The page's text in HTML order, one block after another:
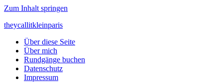
Zum Inhalt springen
theycallitkleinparis
Über diese Seite
Über mich
Rundgänge buchen
Datenschutz
Impressum